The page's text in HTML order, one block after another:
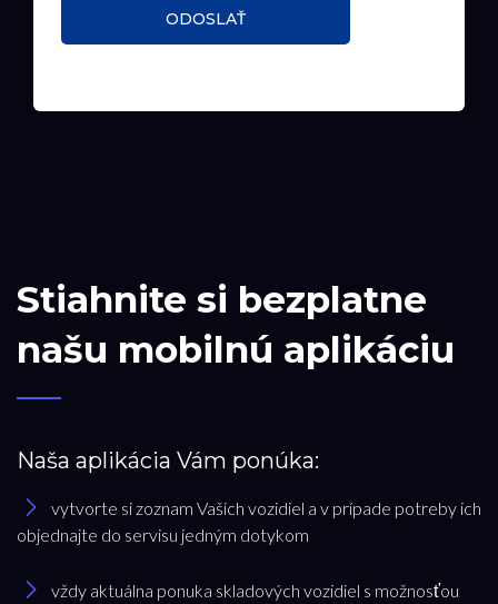
ODOSLAŤ
Stiahnite si bezplatne
našu mobilnú aplikáciu
Naša aplikácia Vám ponúka:
vytvorte si zoznam Vašich vozidiel a v prípade potreby ich
objednajte do servisu jedným dotykom
vždy aktuálna ponuka skladových vozidiel s možnosťou